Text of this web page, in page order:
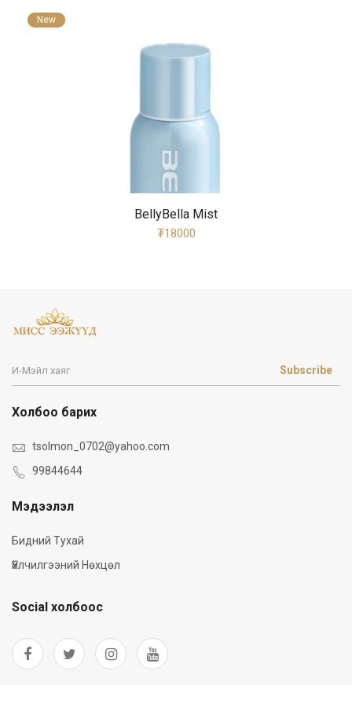
New
BellyBella Mist
₮18000
Subscribe
Холбоо барих
tsolmon_0702@yahoo.com
99844644
Мэдээлэл
Бидний Тухай
Үйлчилгээний Нөхцөл
Social холбоос